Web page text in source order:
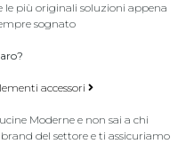
più originali soluzioni appena
sognato
accessori
Moderne e non sai a chi
del settore e ti assicuriamo